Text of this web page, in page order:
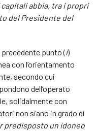
abbia, tra i propri
del Presidente del
punto (i)
con l’orientamento
secondo cui
dell’operato
solidalmente con
non siano in grado di
predisposto un idoneo